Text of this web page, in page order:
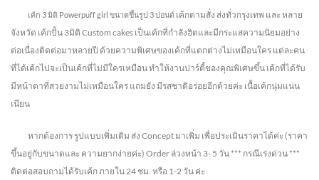
เค้ก 3 มิติ Powerpuff girl ขนาดขึ้นรูป 3 ปอนด์ เค้กตามสั่ง ส่งทั่วกรุงเทพ และ หลาย
จังหวัด เค้กปั้น 3มิติ Custom cakes เป็นเค้กที่กำลังฮิตและมีกระแสความนิยมอย่าง
ต่อเนื่องติดต่อมาหลายปี ด้วยความพิเศษของเค้กที่แตกต่างไม่เหมือนใคร แต่ละคน
ที่ได้เค้กไปจะเป็นเค้กที่ไม่มีใครเหมือน ทำให้งานปาร์ตี้ของคุณพิเศษขึ้น เค้กที่ได้รับ
มีหน้าตาที่สวยงามไม่เหมือนใคร แถมยัง มีรสชาติอร่อยอีกด้วยค่ะ เนื้อเค้กนุ่มแน่น
เนียน
หากต้องการ รูปแบบเพิ่มเติม ส่ง Concept มาเพิ่ม เพื่อประเมินราคาได้ค่ะ (ราคา
ขึ้นอยู่กับขนาดและ ความยากง่ายค่ะ) Order ล่วงหน้า 3- 5 วัน *** กรณีเร่งด่วน ***
ติดต่อสอบถามได้รับเค้ก ภายใน 24 ชม. หรือ 1-2 วัน ค่ะ